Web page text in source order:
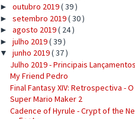
► outubro 2019( 39 )
► setembro 2019( 30 )
► agosto 2019( 24 )
► julho 2019( 39 )
▼ junho 2019( 37 )
Julho 2019 - Principais Lançamentos
My Friend Pedro
Final Fantasy XIV: Retrospectiva -
Super Mario Maker 2
Cadence of Hyrule - Crypt of the